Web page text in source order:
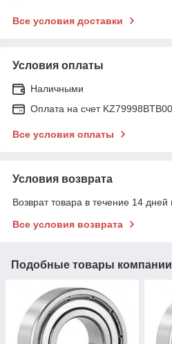
Все условия доставки
Условия оплаты
Наличными
Оплата на счет
Все условия оплаты
Условия возврата
Возврат товара в течение 14 дней
Все условия возврата
Подобные товары компании